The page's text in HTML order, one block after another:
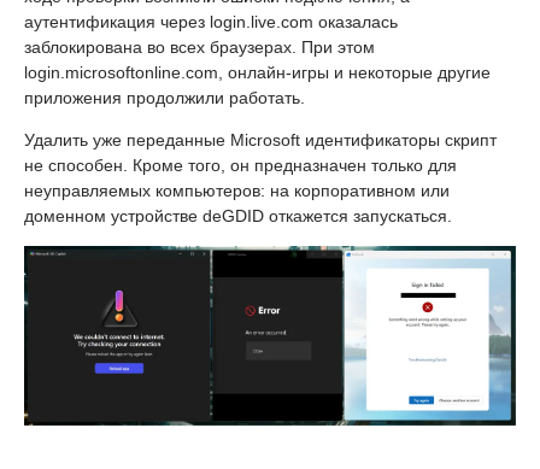
аутентификация через login.live.com оказалась
заблокирована во всех браузерах. При этом
login.microsoftonline.com, онлайн-игры и некоторые другие
приложения продолжили работать.
Удалить уже переданные Microsoft идентификаторы скрипт
не способен. Кроме того, он предназначен только для
неуправляемых компьютеров: на корпоративном или
доменном устройстве deGDID откажется запускаться.